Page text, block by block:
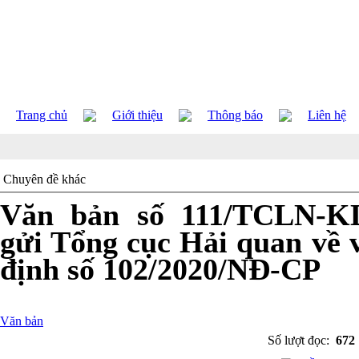
Trang chủ Giới thiệu Thông báo Liên hệ
Chuyên đề khác
Văn bản số 111/TCLN-
gửi Tổng cục Hải quan về
định số 102/2020/NĐ-CP
Văn bản
Số lượt đọc: 672